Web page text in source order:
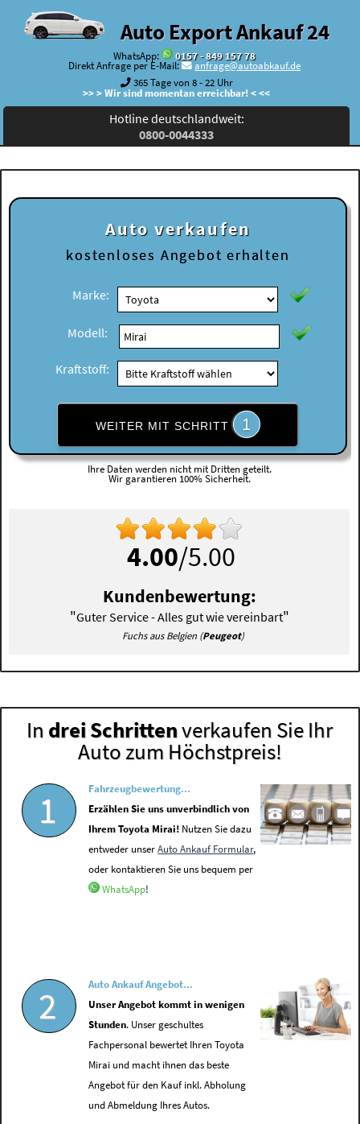
Auto Export Ankauf 24
WhatsApp:
0157 - 849 157 78
Direkt Anfrage per E-Mail:
anfrage@autoabkauf.de
365 Tage von 8 - 22 Uhr
>> > Wir sind momentan erreichbar! < <<
Hotline deutschlandweit:
0800-0044333
Auto verkaufen
kostenloses Angebot erhalten
Marke:
Modell:
Kraftstoff:
WEITER MIT SCHRITT 1
Ihre Daten werden nicht mit Dritten geteilt.
Wir garantieren 100% Sicherheit.
4.00/5.00
Kundenbewertung:
"Guter Service - Alles gut wie vereinbart"
Fuchs aus Belgien (Peugeot)
In drei Schrittenverkaufen Sie Ihr
Auto zum Höchstpreis!
1
Fahrzeugbewertung...
Erzählen Sie uns unverbindlich von
Ihrem Toyota Mirai! Nutzen Sie dazu
entweder unserAuto Ankauf Formular,
oder kontaktieren Sie uns bequem per
WhatsApp!
2
Auto Ankauf Angebot...
Unser Angebot kommt in wenigen
Stunden. Unser geschultes
Fachpersonal bewertet Ihren Toyota
Mirai und macht ihnen das beste
Angebot für den Kauf inkl. Abholung
und Abmeldung Ihres Autos.